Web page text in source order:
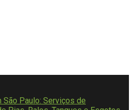
São Paulo: Serviços de